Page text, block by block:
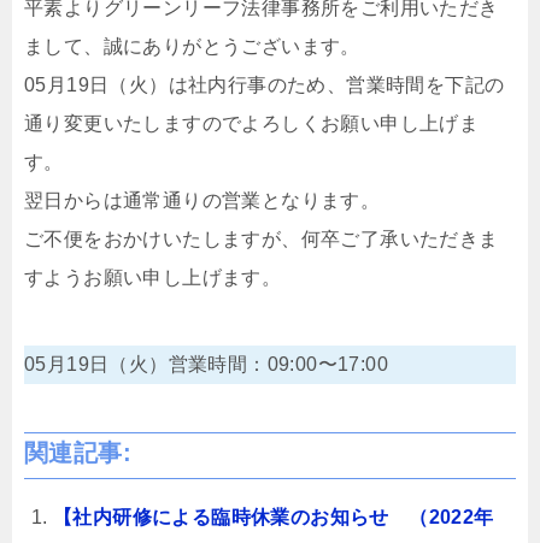
平素よりグリーンリーフ法律事務所をご利用いただき
まして、誠にありがとうございます。
05月19日（火）は社内行事のため、営業時間を下記の
通り変更いたしますのでよろしくお願い申し上げま
す。
翌日からは通常通りの営業となります。
ご不便をおかけいたしますが、何卒ご了承いただきま
すようお願い申し上げます。
05月19日（火）営業時間：09:00〜17:00
関連記事:
【社内研修による臨時休業のお知らせ （2022年